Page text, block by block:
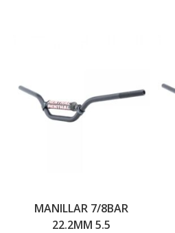
MANILLAR 7/8BAR
22.2MM 5.5